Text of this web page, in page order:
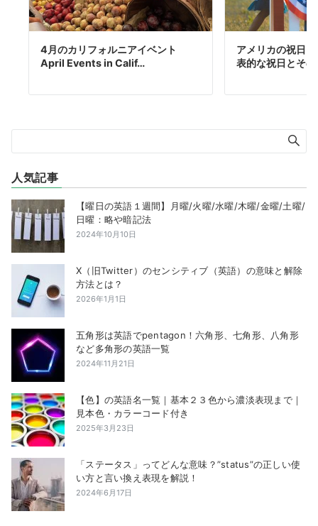
4月のカリフォルニアイベント
April Events in Calif…
アメリカの祝日
表的な祝日とそ
人気記事
【曜日の英語１週間】月曜/火曜/水曜/木曜/金曜/土曜/
日曜：略や暗記法
2024年10月10日
X（旧Twitter）のセンシティブ（英語）の意味と解除
方法とは？
2026年1月1日
五角形は英語でpentagon！六角形、七角形、八角形
など多角形の英語一覧
2024年11月21日
【色】の英語名一覧｜基本２３色から濃淡表現まで｜
見本色・カラーコード付き
2025年3月23日
「ステータス」ってどんな意味？”status”の正しい使
い方と言い換え表現を解説！
2024年6月17日